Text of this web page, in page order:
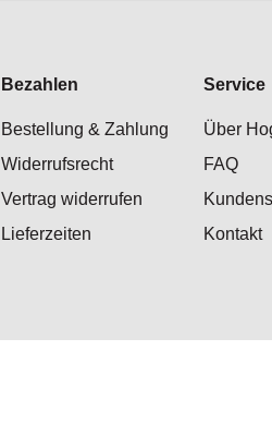
Bezahlen
Bestellung & Zahlung
Widerrufsrecht
Vertrag widerrufen
Lieferzeiten
Service
Über
FAQ
Kontakt